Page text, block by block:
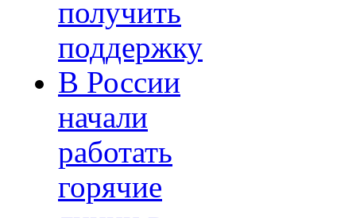
получить
поддержку
В России
начали
работать
горячие